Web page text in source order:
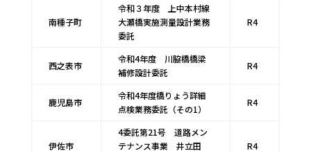
南種子町
令和３年度 上中本村線
大瀬橋実施測量設計業務
委託
R4
西之表市
令和4年度 川脇橋橋梁
補修設計委託
R4
鹿児島市
令和4年度橋りょう詳細
点検業務委託（その1）
R4
伊佐市
4委託第21号 道路メン
テナンス事業 井立田
R4